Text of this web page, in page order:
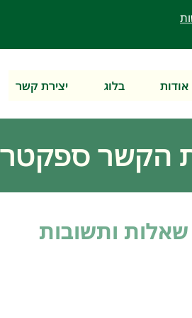
יצירת קשר בלוג אודות
הקשר
ותשובות